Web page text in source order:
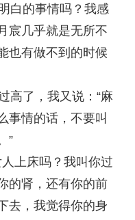
白的事情吗？我感
宸几乎就是无所不
也有做不到的时候
高了，我又说：“麻
事情的话，不要叫
”
上床吗？我叫你过
的肾，还有你的前
去，我觉得你的身